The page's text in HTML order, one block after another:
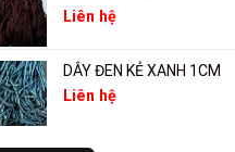
Liên hệ
DÂY ĐEN KẺ XANH 1CM
Liên hệ